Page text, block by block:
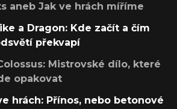
aneb Jak ve hrách míříme
a Dragon: Kde začít a čím
překvapí
Mistrovské dílo, které
opakovat
hrách: Přínos, nebo betonové